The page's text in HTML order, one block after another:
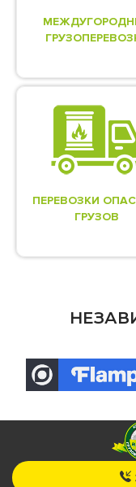
ПЕРЕВОЗКИ
ГРУЗОВ